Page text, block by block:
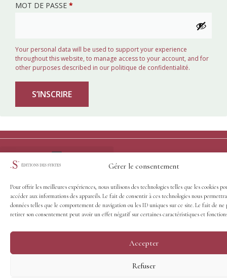
Gérer le consentement
Pour offrir les meilleures expériences, nous utilisons des technologies telles que les cookies
accéder aux informations des appareils. Le fait de consentir à ces technologies nous
données telles que le comportement de navigation ou les ID uniques sur ce site. Le fait de ne
retirer son consentement peut avoir un effet négatif sur certaines caractéristiques et
Accepter
Refuser
MOT DE PASSE *
Your personal data will be used to support your experience
throughout this website, to manage access to your account, and for
other purposes described in our politique de confidentialité.
S’INSCRIRE
© Éditions des Syrtes - 2026